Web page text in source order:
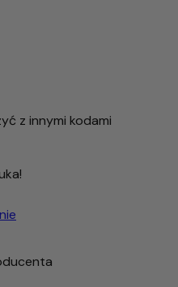
z innymi kodami